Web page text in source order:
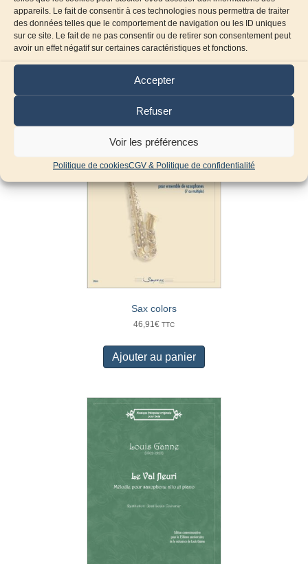
appareils. Le fait de consentir à ces technologies nous permettra de traiter
des données telles que le comportement de navigation ou les ID uniques
sur ce site. Le fait de ne pas consentir ou de retirer son consentement peut
avoir un effet négatif sur certaines caractéristiques et fonctions.
Accepter
Refuser
Voir les préférences
Politique de cookiesCGV & Politique de confidentialité
Produits similaires
Sax colors
46,91€ TTC
Ajouter au panier